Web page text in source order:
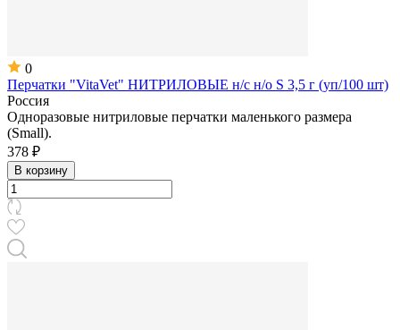
0
Перчатки "VitaVet" НИТРИЛОВЫЕ н/с н/о S 3,5 г (уп/100 шт)
Россия
Одноразовые нитриловые перчатки маленького размера
(Small).
378 ₽
В корзину